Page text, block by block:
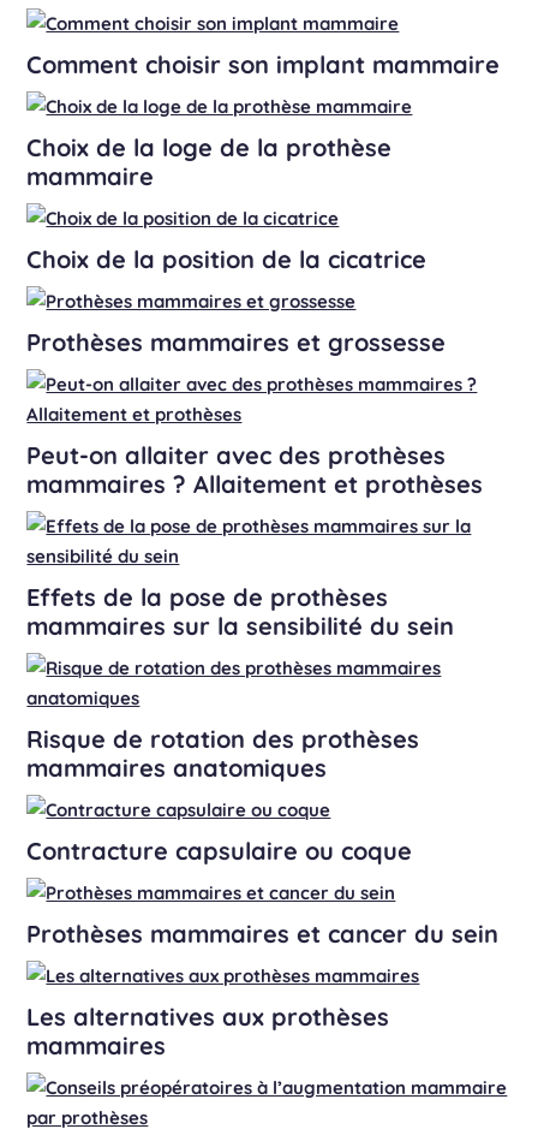
Comment choisir son implant mammaire
Choix de la loge de la prothèse
mammaire
Choix de la position de la cicatrice
Prothèses mammaires et grossesse
Peut-on allaiter avec des prothèses
mammaires ? Allaitement et prothèses
Effets de la pose de prothèses
mammaires sur la sensibilité du sein
Risque de rotation des prothèses
mammaires anatomiques
Contracture capsulaire ou coque
Prothèses mammaires et cancer du sein
Les alternatives aux prothèses
mammaires